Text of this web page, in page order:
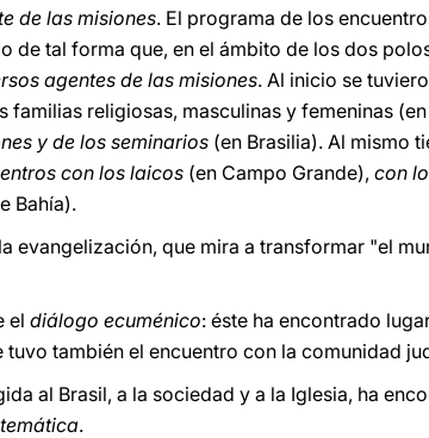
de las misiones. El programa de los
de tal forma que, en el ámbito de los dos
agentes de las misiones. Al inicio se
religiosas, masculinas y femeninas
y de los seminarios (en Brasilia). Al mismo
con los laicos (en Campo Grande), con
Bahía).
evangelización, que mira a transformar "el
el diálogo ecuménico: éste ha encontrado
también el encuentro con la comunidad
al Brasil, a la sociedad y a la Iglesia, ha
.